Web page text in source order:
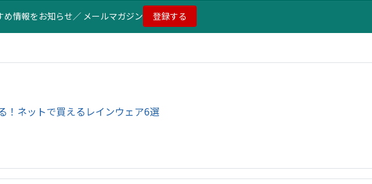
め情報をお知らせ／ メールマガジン 登録する
！ネットで買えるレインウェア6選